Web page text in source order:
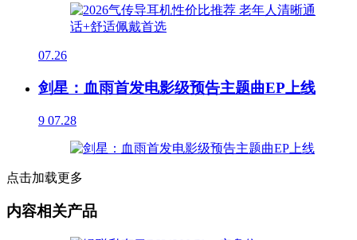
07.26
剑星：血雨首发电影级预告主题曲EP上线
9 07.28
点击加载更多
内容相关产品